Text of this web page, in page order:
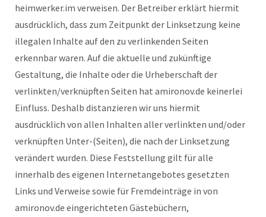
heimwerker.im verweisen. Der Betreiber erklärt hiermit
ausdrücklich, dass zum Zeitpunkt der Linksetzung keine
illegalen Inhalte auf den zu verlinkenden Seiten
erkennbar waren. Auf die aktuelle und zukünftige
Gestaltung, die Inhalte oder die Urheberschaft der
verlinkten/verknüpften Seiten hat amironov.de keinerlei
Einfluss. Deshalb distanzieren wir uns hiermit
ausdrücklich von allen Inhalten aller verlinkten und/oder
verknüpften Unter-(Seiten), die nach der Linksetzung
verändert wurden. Diese Feststellung gilt für alle
innerhalb des eigenen Internetangebotes gesetzten
Links und Verweise sowie für Fremdeinträge in von
amironov.de eingerichteten Gästebüchern,